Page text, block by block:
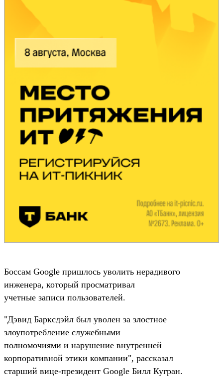
Боссам Google пришлось уволить нерадивого
инженера, который просматривал
учетные записи пользователей.
"Дэвид Барксдэйл был уволен за злостное
злоупотребление служебными
полномочиями и нарушение внутренней
корпоративной этики компании", рассказал
старший вице-президент Google Билл Кугран.